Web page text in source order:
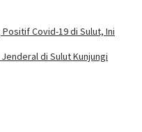
Positif Covid-19 di Sulut, Ini
di Sulut Kunjungi